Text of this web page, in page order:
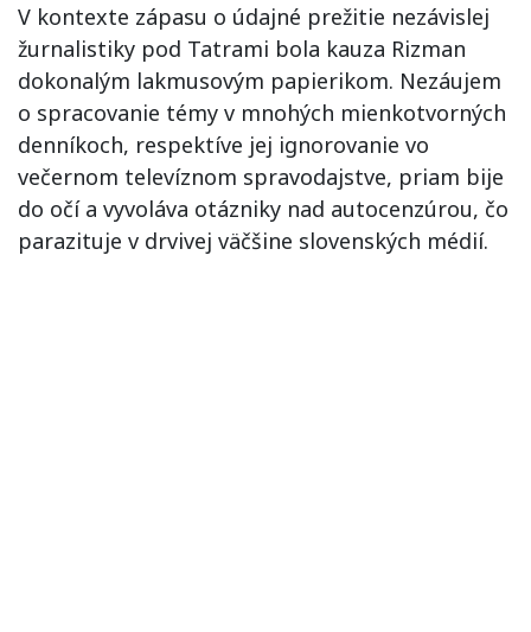
V kontexte zápasu o údajné prežitie nezávislej
žurnalistiky pod Tatrami bola kauza Rizman
dokonalým lakmusovým papierikom. Nezáujem
o spracovanie témy v mnohých mienkotvorných
denníkoch, respektíve jej ignorovanie vo
večernom televíznom spravodajstve, priam bije
do očí a vyvoláva otázniky nad autocenzúrou, čo
parazituje v drvivej väčšine slovenských médií.